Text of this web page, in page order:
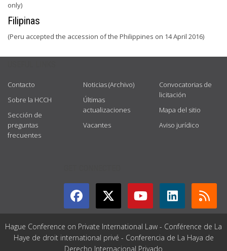
only)
Filipinas
(Peru accepted the accession of the Philippines on 14 April 2016)
Contacto
Sobre la HCCH
Sección de
preguntas
frecuentes
Noticias (Archivo)
Últimas
actualizaciones
Vacantes
Convocatorias de
licitación
Mapa del sitio
Aviso jurídico
Hague Conference on Private International Law - Conférence de La
Haye de droit international privé - Conferencia de La Haya de
Derecho Internacional Privado